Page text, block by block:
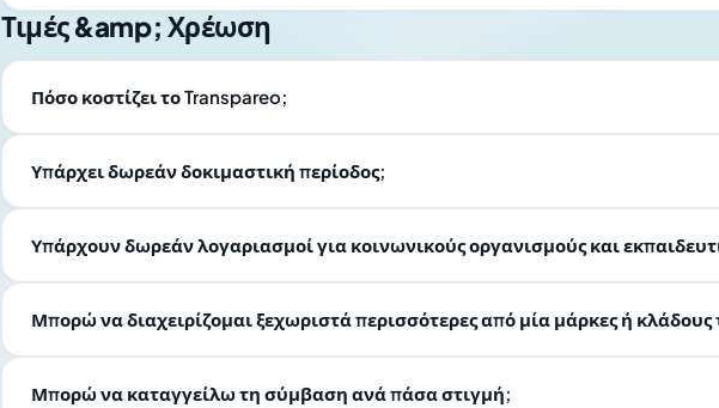
Τιμές &amp; Χρέωση
Πόσο κοστίζει το Transpareo;
Υπάρχει δωρεάν δοκιμαστική περίοδος;
Υπάρχουν δωρεάν λογαριασμοί για κοινωνικούς οργανισμούς και
Μπορώ να διαχειρίζομαι ξεχωριστά περισσότερες από μία μάρκες ή κλάδους
Μπορώ να καταγγείλω τη σύμβαση ανά πάσα στιγμή;